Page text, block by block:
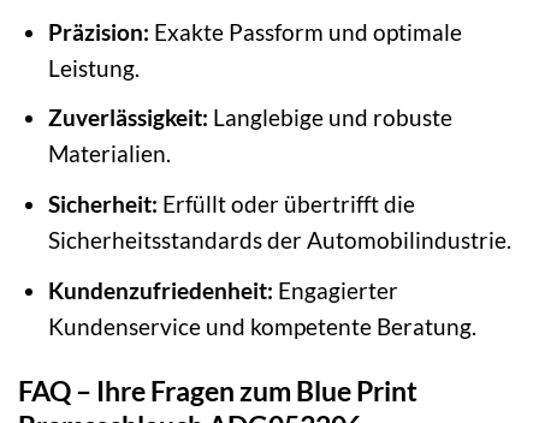
Präzision: Exakte Passform und optimale
Leistung.
Zuverlässigkeit: Langlebige und robuste
Materialien.
Sicherheit: Erfüllt oder übertrifft die
Sicherheitsstandards der Automobilindustrie.
Kundenzufriedenheit: Engagierter
Kundenservice und kompetente Beratung.
FAQ – Ihre Fragen zum Blue Print